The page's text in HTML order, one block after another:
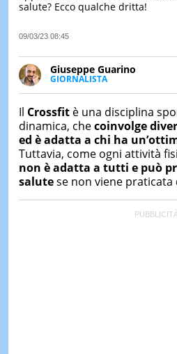
salute? Ecco qualche dritta!
09/03/23 08:45
Giuseppe Guarino
GIORNALISTA
Ph(D) in Diritto Comparato
particolare sulla Storia
Latina e Spagna.
è presidente
Biblioteca del Sannio".
Il Crossfitè una disciplina
dinamica, checoinvolge
ed è adatta a chi ha
Tuttavia, come ogni attività
non è adatta a tutti e può
salutese non viene